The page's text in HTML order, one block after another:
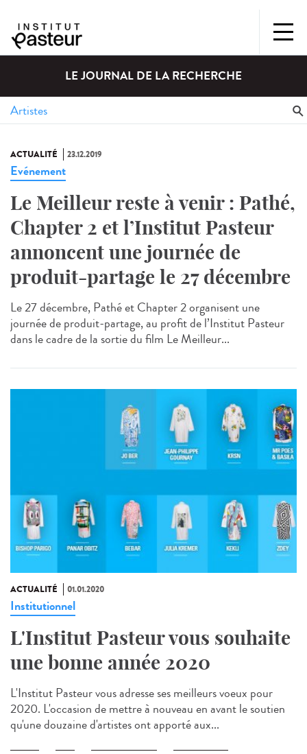
LE JOURNAL DE LA RECHERCHE
ACTUALITÉ 23.12.2019
Evénement
Le Meilleur reste à venir : Pathé,
Chapter 2 et l’Institut Pasteur
annoncent une journée de
produit-partage le 27 décembre
Le 27 décembre, Pathé et Chapter 2 organisent une
journée de produit-partage, au profit de l’Institut Pasteur
dans le cadre de la sortie du film Le Meilleur...
ACTUALITÉ 01.01.2020
Institutionnel
L'Institut Pasteur vous souhaite
une bonne année 2020
L'Institut Pasteur vous adresse ses meilleurs voeux pour
2020. L'occasion de mettre à nouveau en avant le soutien
qu'une douzaine d'artistes ont apporté aux...